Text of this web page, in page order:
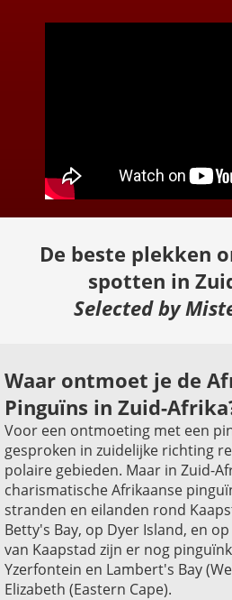
De beste plekken
spotten in
Selected by
Waar ontmoet je de
Pinguïns in Zuid-
Voor een ontmoeting met een
gesproken in zuidelijke richting
polaire gebieden. Maar in Zuid-
charismatische Afrikaanse
stranden en eilanden rond
Betty's Bay, op Dyer Island, en
van Kaapstad zijn er nog
Yzerfontein en Lambert's Bay
Elizabeth (Eastern Cape).